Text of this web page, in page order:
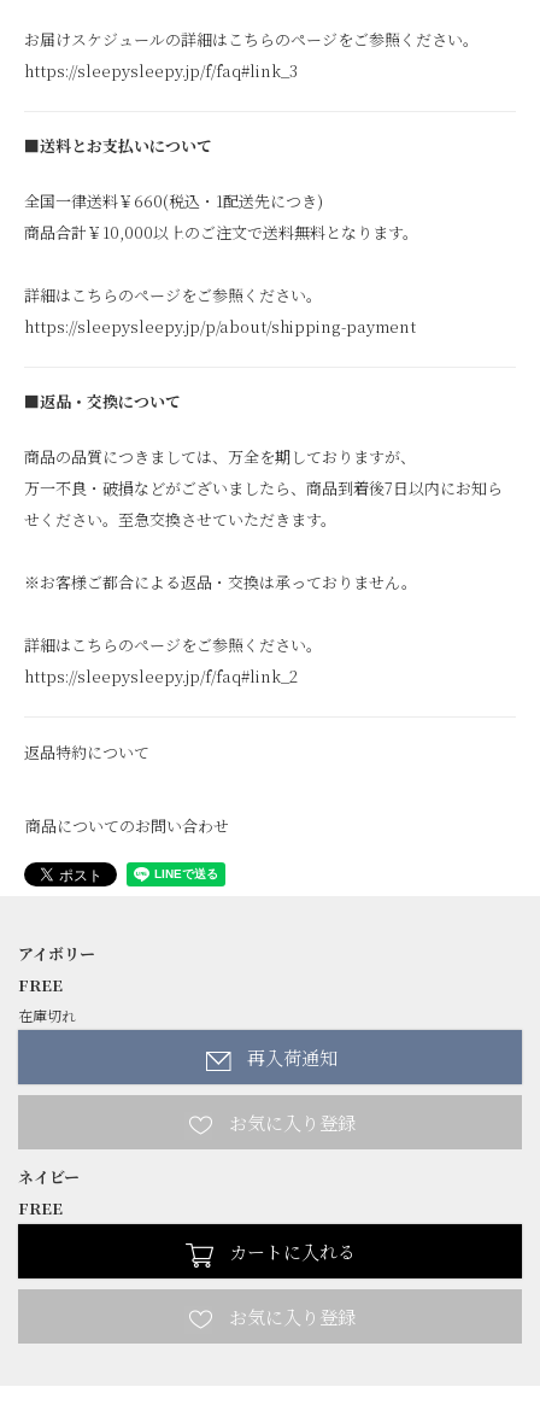
お届けスケジュールの詳細はこちらのページをご参照ください。
https://sleepysleepy.jp/f/faq#link_3
■送料とお支払いについて
全国一律送料￥660(税込・1配送先につき)
商品合計￥10,000以上のご注文で送料無料となります。
詳細はこちらのページをご参照ください。
https://sleepysleepy.jp/p/about/shipping-payment
■返品・交換について
商品の品質につきましては、万全を期しておりますが、
万一不良・破損などがございましたら、商品到着後7日以内にお知ら
せください。至急交換させていただきます。
※お客様ご都合による返品・交換は承っておりません。
詳細はこちらのページをご参照ください。
https://sleepysleepy.jp/f/faq#link_2
返品特約について
商品についてのお問い合わせ
アイボリー
FREE
在庫切れ
再入荷通知
ネイビー
FREE
カートに入れる